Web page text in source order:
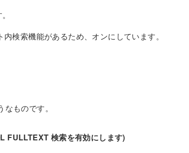
検索機能があるため、オンにしています。
ものです。
検索を有効にします)